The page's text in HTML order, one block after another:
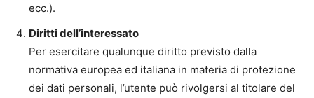
ecc.).
Diritti dell’interessato
Per esercitare qualunque diritto previsto dalla
normativa europea ed italiana in materia di protezione
dei dati personali, l’utente può rivolgersi al titolare del